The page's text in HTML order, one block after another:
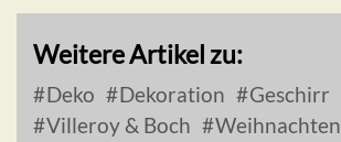
Weitere Artikel zu:
Deko Dekoration
Geschirr
Villeroy & Boch
Weihnachten